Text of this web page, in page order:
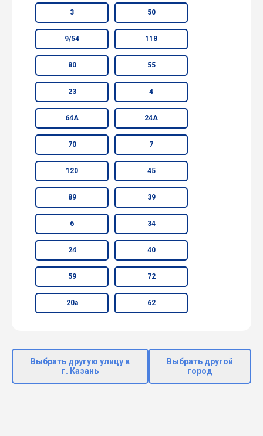
3 50
9/54 118
80 55
23 4
64А 24А
70 7
120 45
89 39
6 34
24 40
59 72
20а 62
Выбрать другую улицу в
г. Казань
Выбрать другой
город